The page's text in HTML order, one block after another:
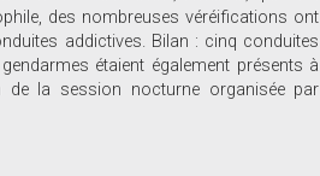
des nombreuses véréifications ont
addictives. Bilan : cinq conduites
étaient également présents à
la session nocturne organisée par